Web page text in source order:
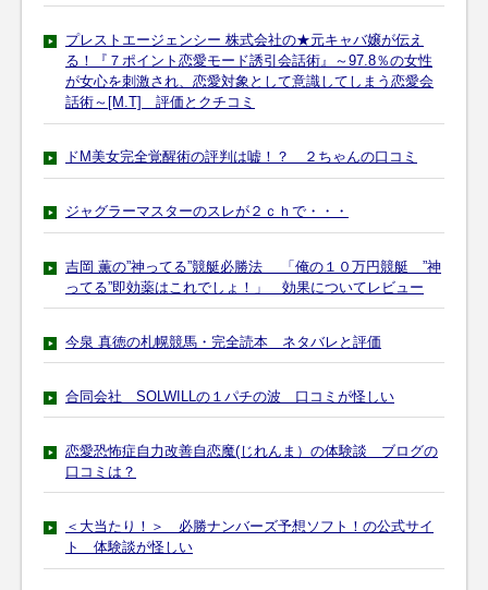
プレストエージェンシー 株式会社の★元キャバ嬢が伝え
る！『７ポイント恋愛モード誘引会話術』～97.8％の女性
が女心を刺激され、恋愛対象として意識してしまう恋愛会
話術～[M.T] 評価とクチコミ
ドM美女完全覚醒術の評判は嘘！？ ２ちゃんの口コミ
ジャグラーマスターのスレが２ｃｈで・・・
吉岡 薫の”神ってる”競艇必勝法 「俺の１０万円競艇 ”神
ってる”即効薬はこれでしょ！」 効果についてレビュー
今泉 真徳の札幌競馬・完全読本 ネタバレと評価
合同会社 SOLWILLの１パチの波 口コミが怪しい
恋愛恐怖症自力改善自恋魔(じれんま）の体験談 ブログの
口コミは？
＜大当たり！＞ 必勝ナンバーズ予想ソフト！の公式サイ
ト 体験談が怪しい